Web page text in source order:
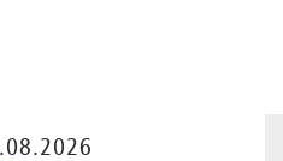
(m/w/d)